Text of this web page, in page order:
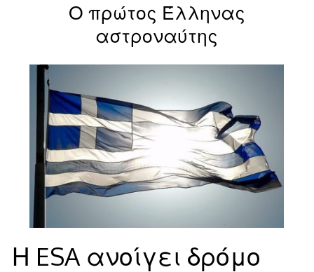
Ο πρώτος Έλληνας
αστροναύτης
Η ESA ανοίγει δρόμο